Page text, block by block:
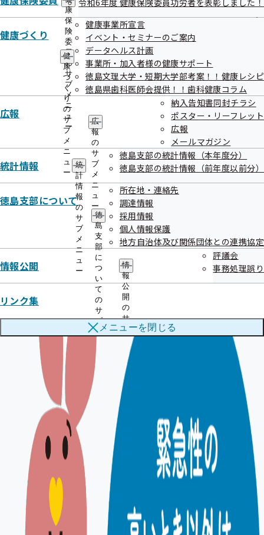
の
サ
メ
ュ
ー
案
内
ニ
ュ
ー
康
保
険
委
員
の
サ
ブ
メ
ニ
ュ
ー
令和6年度 健康保険委員功労者を表彰しました！
健康づくり
健
康
づ
く
り
の
サ
ブ
メ
ニ
ュ
ー
健康事業所宣言
イベント・セミナーのご案内
データヘルス計画
事業所・加入者様の健康サポート
徳島文理大学・短期大学部考案！！健康レシピ
徳島県歯科医師会提供！！歯科健康コラム
広報
広
報
の
サ
ブ
メ
ニ
ュ
ー
納入告知書同封チラシ
ポスター・リーフレット
広報
メールマガジン
統計情報
統
計
情
報
の
サ
ブ
メ
ニ
ュ
ー
徳島支部の統計情報（本年度分）
徳島支部の統計情報（前年度以前分）
徳島支部について
徳
島
支
部
に
つ
い
て
の
サ
ブ
メ
ニ
ュ
ー
所在地・連絡先
調達情報
採用情報
個人情報保護
地方自治体及び関係団体との連携協定
情報公開
情
報
公
開
の
サ
ブ
メ
ニ
ュ
ー
評議会
事務処理誤り
リンク集
メニューを閉じる
ポイントを4つご紹介します！
「診療時間内の受診」を心がけましょう！
休日や夜間など診療時間外の受診は割増料金がかかります。
また限られた検査や治療しか受けられない場合があり、診療
時間内に改めて受診が必要となる場合もあります。
診療時間外にお子さまの病気で迷ったら、こども医療電話相
談「#8000」へご相談ください。